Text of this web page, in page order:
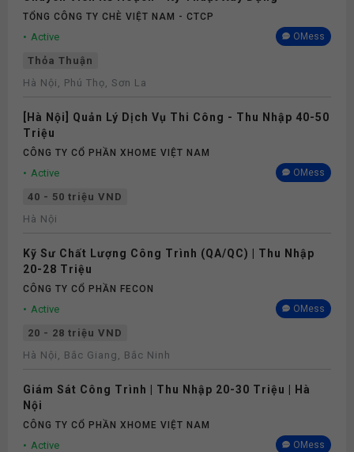
Thưởng
Phụ cấp
TỔNG CÔNG TY CHÈ VIỆT NAM - CTCP
Active OMess
Thỏa Thuận
Hà Nội, Phú Thọ, Sơn La
[Hà Nội] Quản Lý Dịch Vụ Thi Công - Thu Nhập 40-50
Triệu
CÔNG TY CỔ PHẦN XHOME VIỆT NAM
Active OMess
40 - 50 triệu VND
Hà Nội
Kỹ Sư Chất Lượng Công Trình (QA/QC) | Thu Nhập
20-28 Triệu
CÔNG TY CỔ PHẦN FECON
Active OMess
20 - 28 triệu VND
Hà Nội, Bắc Giang, Bắc Ninh
Giám Sát Công Trình | Thu Nhập 20-30 Triệu | Hà
Nội
CÔNG TY CỔ PHẦN XHOME VIỆT NAM
Active OMess